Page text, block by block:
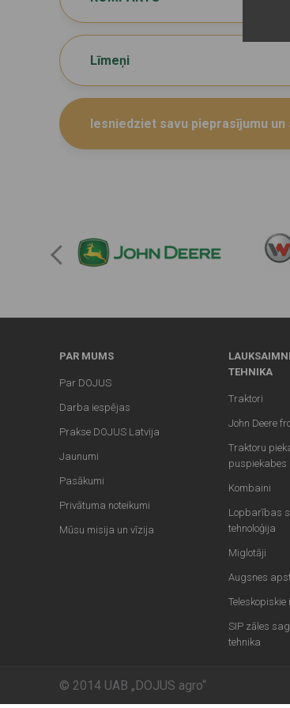
Līmeņi
Iesniedziet savu pieprasījumu un
PAR MUMS
Par DOJUS
Darba iespējas
Prakse DOJUS Latvija
Jaunumi
Pasākumi
Privātuma noteikumi
Mūsu misija un vīzija
TEHNIKA
Traktori
John Deere
Traktoru
puspiekabes
Kombaini
Lopbarības
tehnoloģija
Miglotāji
Augsnes
Teleskopiskie
SIP zāles
tehnika
© 2014 UAB „DOJUS agro“